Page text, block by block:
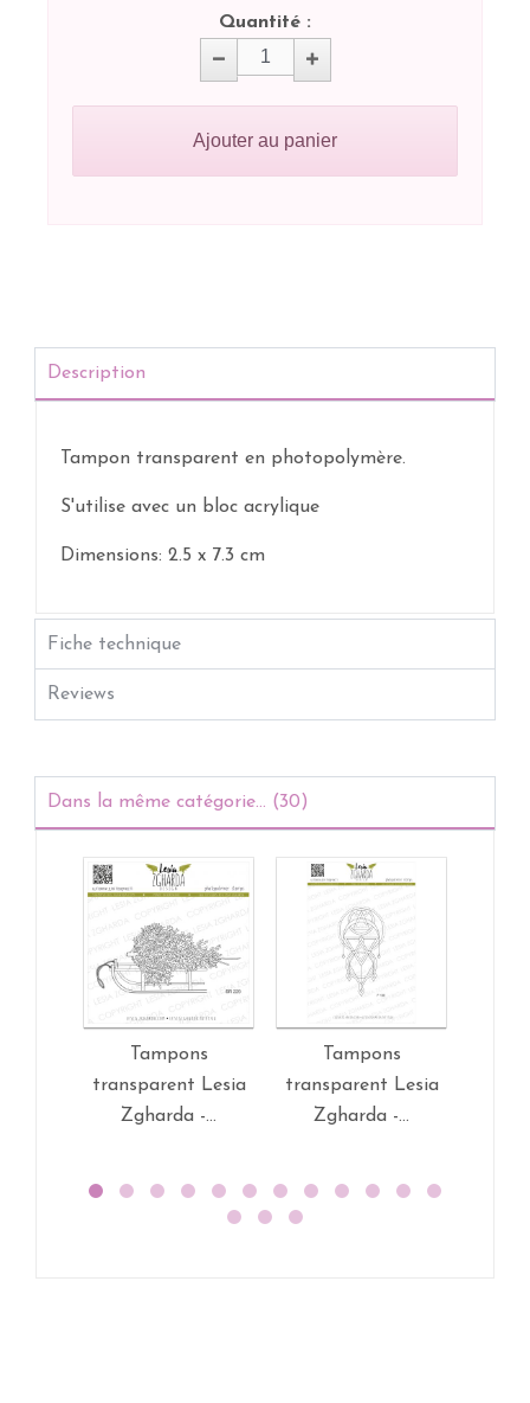
Quantité :
Ajouter au panier
Description
Tampon transparent en photopolymère.
S'utilise avec un bloc acrylique
Dimensions: 2.5 x 7.3 cm
Fiche technique
Reviews
Dans la même catégorie... (30)
Tampons
transparent Lesia
Zgharda -...
Tampons
transparent Lesia
Zgharda -...